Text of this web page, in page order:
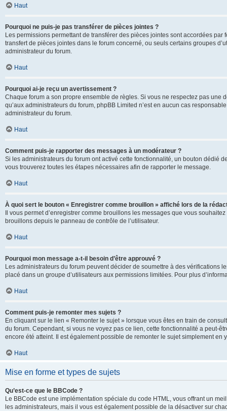
Haut
Pourquoi ne puis-je pas transférer de pièces jointes ?
Les permissions permettant de transférer des pièces jointes sont accordées
transfert de pièces jointes dans le forum concerné, ou seuls certains groupes
administrateur du forum.
Haut
Pourquoi ai-je reçu un avertissement ?
Chaque forum a son propre ensemble de règles. Si vous ne respectez pas une
qu’aux administrateurs du forum, phpBB Limited n’est en aucun cas
administrateur du forum.
Haut
Comment puis-je rapporter des messages à un modérateur ?
Si les administrateurs du forum ont activé cette fonctionnalité, un bouton dédié
vous trouverez toutes les étapes nécessaires afin de rapporter le message.
Haut
À quoi sert le bouton « Enregistrer comme brouillon » affiché lors de la
Il vous permet d’enregistrer comme brouillons les messages que vous
brouillons depuis le panneau de contrôle de l’utilisateur.
Haut
Pourquoi mon message a-t-il besoin d’être approuvé ?
Les administrateurs du forum peuvent décider de soumettre à des vérifications
placé dans un groupe d’utilisateurs aux permissions limitées. Pour plus
Haut
Comment puis-je remonter mes sujets ?
En cliquant sur le lien « Remonter le sujet » lorsque vous êtes en train de
du forum. Cependant, si vous ne voyez pas ce lien, cette fonctionnalité a peut-
encore été atteint. Il est également possible de remonter le sujet simplement
Haut
Mise en forme et types de sujets
Qu’est-ce que le BBCode ?
Le BBCode est une implémentation spéciale du code HTML, vous offrant un
les administrateurs, mais il vous est également possible de la désactiver sur